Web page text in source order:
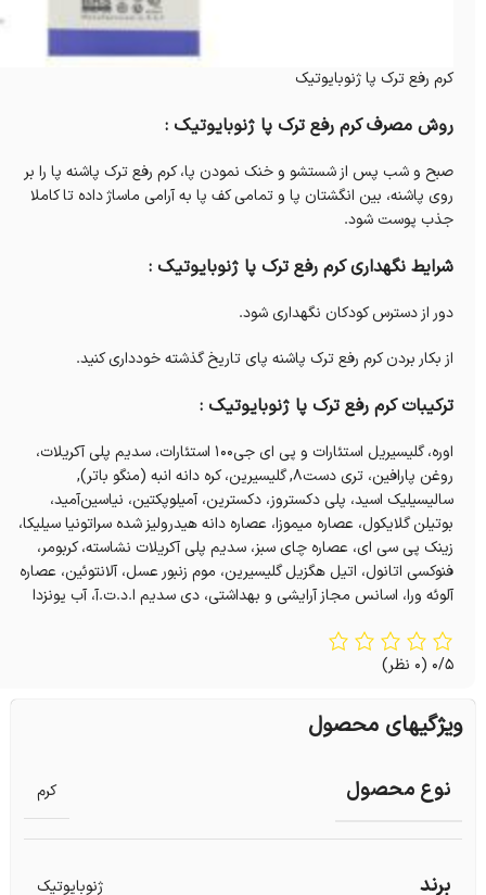
کرم رفع ترک پا ژنوبایوتیک
روش مصرف کرم رفع ترک پا ژنوبایوتیک :
صبح و شب پس از شستشو و خنک نمودن پا، کرم رفع ترک پاشنه پا را بر
روی پاشنه، بین انگشتان پا و تمامی کف پا به آرامی ماساژ داده تا کاملا
جذب پوست شود.
شرایط نگهداری کرم رفع ترک پا ژنوبایوتیک :
دور از دسترس کودکان نگهداری شود.
از بکار بردن کرم رفع ترک پاشنه پای تاریخ گذشته خودداری کنید.
ترکیبات کرم رفع ترک پا ژنوبایوتیک :
اوره، گلیسیریل استئارات و پی ای جی۱۰۰ استئارات، سدیم پلی آکریلات،
روغن پارافین، تری دست۸, گلیسیرین، کره دانه انبه (منگو باتر),
سالیسیلیک اسید، پلی دکستروز، دکسترین، آمیلوپکتین، نیاسین‌آمید،
بوتیلن گلایکول، عصاره میموزا، عصاره دانه هیدرولیز شده سراتونیا سیلیکا،
زینک پی سی ای، عصاره چای سبز، سدیم پلی آکریلات نشاسته، کربومر،
فنوکسی اتانول، اتیل هگزیل گلیسیرین، موم زنبور عسل، آلانتوئین، عصاره
آلوئه ورا، اسانس مجاز آرایشی و بهداشتی، دی سدیم ا.د.ت.آ، آب یونزدا
0/5 (0 نظر)
ویژگیهای محصول
نوع محصول کرم
برند ژنوبایوتیک